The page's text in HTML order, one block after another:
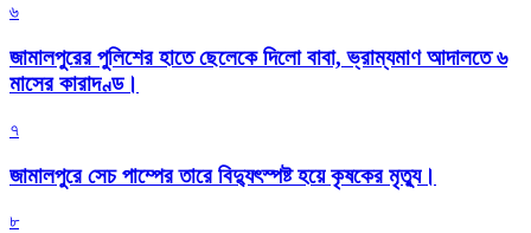
৬
জামালপুরের পুলিশের হাতে ছেলেকে দিলো বাবা, ভ্রাম্যমাণ আদালতে ৬
মাসের কারাদণ্ড।
৭
জামালপুরে সেচ পাম্পের তারে বিদ্যুৎস্পষ্ট হয়ে কৃষকের মৃত্যু।
৮